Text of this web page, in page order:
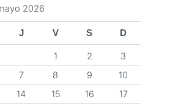
2026
J V S D
1 2
3
7 8 9
10
14 15 16
17